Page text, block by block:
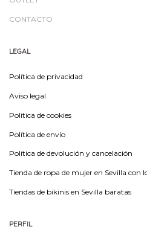
CONTACTO
LEGAL
Política de privacidad
Aviso legal
Política de cookies
Política de envío
Política de devolución y cancelación
Tienda de ropa de mujer en Sevilla con
Tiendas de bikinis en Sevilla baratas
PERFIL